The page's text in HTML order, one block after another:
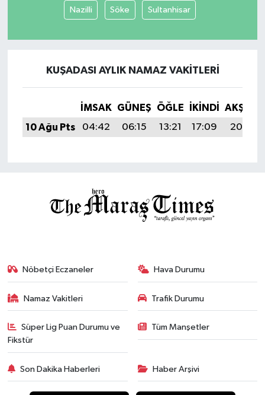
Nazilli Söke Sultanhisar
KUŞADASI AYLIK NAMAZ VAKITLERI
İMSAK GÜNEŞ ÖĞLE İKINDI
AKŞAM
10 Ağu Pts
04:42 06:15 13:21 17:09 20:18
Nöbetçi Eczaneler Hava Durumu
Namaz Vakitleri Trafik Durumu
Süper Lig Puan Durumu ve
Fikstür
Tüm Manşetler
Son Dakika Haberleri Haber Arşivi